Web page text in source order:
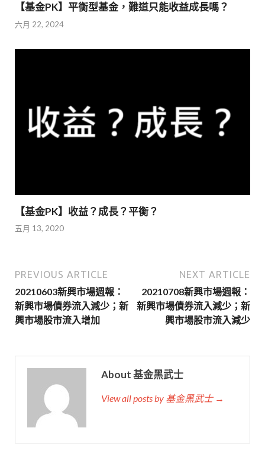
【基金PK】平衡型基金，難道只能收益成長嗎？
六月 22, 2024
【基金PK】收益？成長？平衡？
五月 13, 2020
PREVIOUS ARTICLE
20210603新興市場週報：
新興市場債券流入減少；新
興市場股市流入增加
NEXT ARTICLE
20210708新興市場週報：
新興市場債券流入減少；新
興市場股市流入減少
About 基金黑武士
View all posts by 基金黑武士 →